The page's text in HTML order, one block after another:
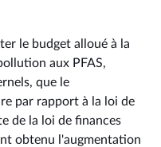
le budget alloué à la
aux PFAS,
que le
par rapport à la loi de
de la loi de finances
obtenu l'augmentation